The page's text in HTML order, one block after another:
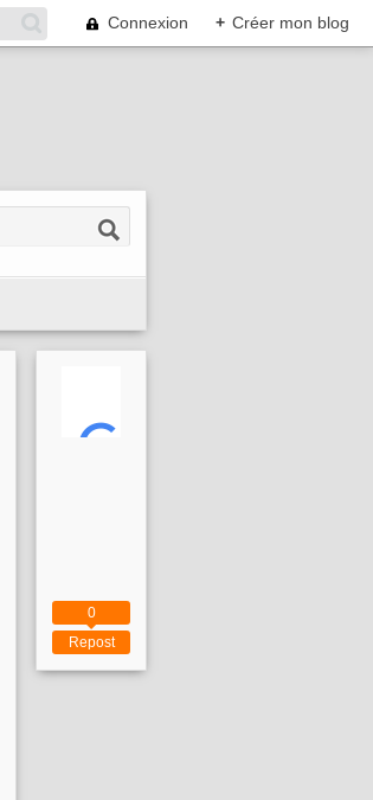
Connexion + Créer mon blog
Repost
0